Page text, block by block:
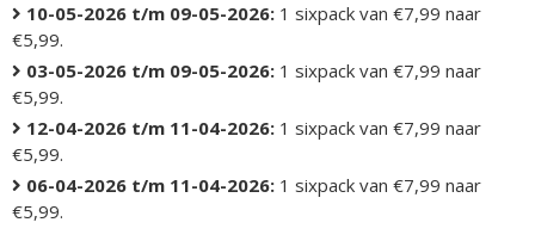
10-05-2026 t/m 09-05-2026: 1 sixpack van €7,99 naar
€5,99.
03-05-2026 t/m 09-05-2026: 1 sixpack van €7,99 naar
€5,99.
12-04-2026 t/m 11-04-2026: 1 sixpack van €7,99 naar
€5,99.
06-04-2026 t/m 11-04-2026: 1 sixpack van €7,99 naar
€5,99.